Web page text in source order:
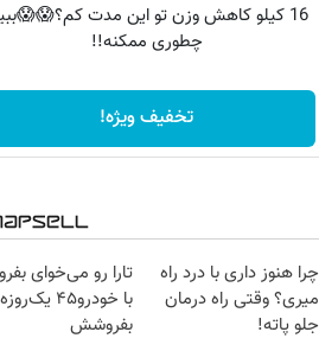
16 کیلو کاهش وزن تو این مدت
چطوری ممکنه!!
تخفیف ویژه!
چرا هنوز داری با درد راه
میری؟ وقتی راه درمان
جلو پاته!
تارا رو می‌خوای
با خودرو۴۵ یک‌روزه
بفروشش